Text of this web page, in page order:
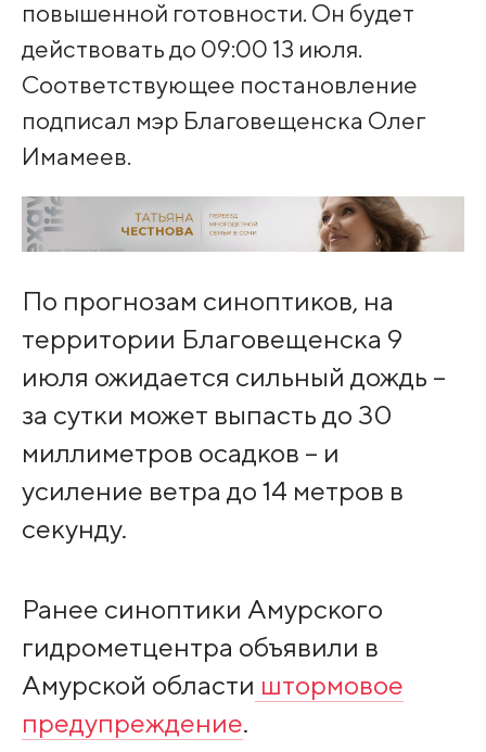
повышенной готовности. Он будет
действовать до 09:00 13 июля.
Соответствующее постановление
подписал мэр Благовещенска Олег
Имамеев.
По прогнозам синоптиков, на
территории Благовещенска 9
июля ожидается сильный дождь –
за сутки может выпасть до 30
миллиметров осадков – и
усиление ветра до 14 метров в
секунду.
Ранее синоптики Амурского
гидрометцентра объявили в
Амурской области штормовое
предупреждение.